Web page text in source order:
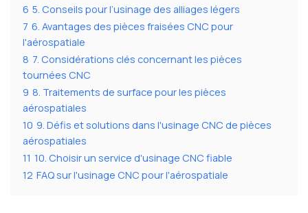
6 5. Conseils pour l’usinage des alliages légers
7 6. Avantages des pièces fraisées CNC pour
l'aérospatiale
8 7. Considérations clés concernant les pièces
tournées CNC
9 8. Traitements de surface pour les pièces
aérospatiales
10 9. Défis et solutions dans l'usinage CNC de pièces
aérospatiales
11 10. Choisir un service d'usinage CNC fiable
12 FAQ sur l'usinage CNC pour l'aérospatiale